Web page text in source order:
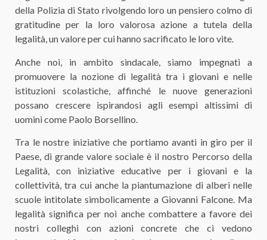
della Polizia di Stato rivolgendo loro un pensiero colmo di
gratitudine per la loro valorosa azione a tutela della
legalità, un valore per cui hanno sacrificato le loro vite.
Anche noi, in ambito sindacale, siamo impegnati a
promuovere la nozione di legalità tra i giovani e nelle
istituzioni scolastiche, affinché le nuove generazioni
possano crescere ispirandosi agli esempi altissimi di
uomini come Paolo Borsellino.
Tra le nostre iniziative che portiamo avanti in giro per il
Paese, di grande valore sociale è il nostro Percorso della
Legalità, con iniziative educative per i giovani e la
collettività, tra cui anche la piantumazione di alberi nelle
scuole intitolate simbolicamente a Giovanni Falcone. Ma
legalità significa per noi anche combattere a favore dei
nostri colleghi con azioni concrete che ci vedono